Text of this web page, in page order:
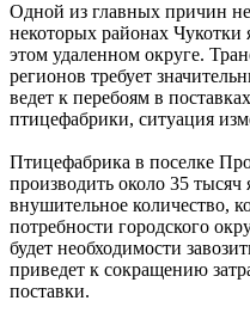
Одной из главных причин
некоторых районах Чукотки
этом удаленном округе.
регионов требует
ведет к перебоям в
птицефабрики, ситуация
Птицефабрика в поселке
производить около 35
внушительное количество,
потребности городского
будет необходимости
приведет к сокращению
поставки.